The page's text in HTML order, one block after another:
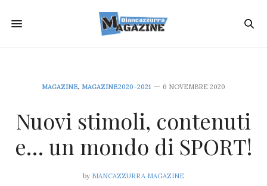
MAGAZINE, MAGAZINE2020-2021 6 NOVEMBRE 2020
Nuovi stimoli, contenuti
e… un mondo di SPORT!
by BIANCAZZURRA MAGAZINE